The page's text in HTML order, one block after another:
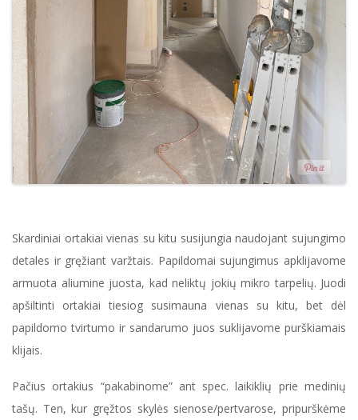
Skardiniai ortakiai vienas su kitu susijungia naudojant sujungimo
detales ir gręžiant varžtais. Papildomai sujungimus apklijavome
armuota aliumine juosta, kad neliktų jokių mikro tarpelių. Juodi
apšiltinti ortakiai tiesiog susimauna vienas su kitu, bet dėl
papildomo tvirtumo ir sandarumo juos suklijavome purškiamais
klijais.
Pačius ortakius “pakabinome” ant spec. laikiklių prie medinių
tašų. Ten, kur gręžtos skylės sienose/pertvarose, pripurškėme